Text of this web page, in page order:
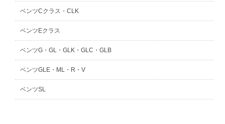
ベンツCクラス・CLK
ベンツEクラス
ベンツG・GL・GLK・GLC・GLB
ベンツGLE・ML・R・V
ベンツSL